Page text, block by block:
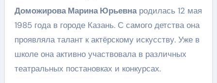
Доможирова Марина Юрьевнародилась 12 мая
1985 года в городе Казань. С самого детства она
проявляла талант к актёрскому искусству. Уже в
школе она активно участвовала в различных
театральных постановках и конкурсах.